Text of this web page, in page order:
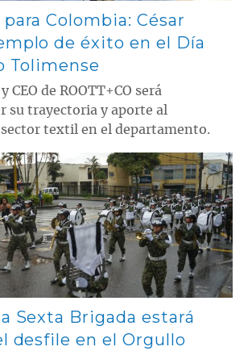
Colombia: César
de éxito en el Día
Tolimense
CEO de ROOTT+CO será
su trayectoria y aporte al
textil en el departamento.
principal
Sexta Brigada estará
desfile en el Orgullo